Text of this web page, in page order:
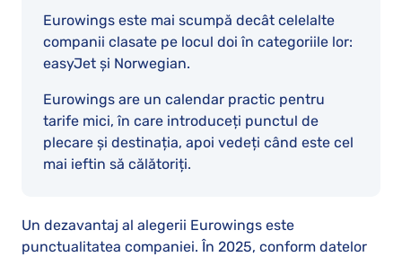
Eurowings este mai scumpă decât celelalte
companii clasate pe locul doi în categoriile lor:
easyJet și Norwegian.
Eurowings are un calendar practic pentru
tarife mici, în care introduceți punctul de
plecare și destinația, apoi vedeți când este cel
mai ieftin să călătoriți.
Un dezavantaj al alegerii Eurowings este
punctualitatea companiei. În 2025, conform datelor